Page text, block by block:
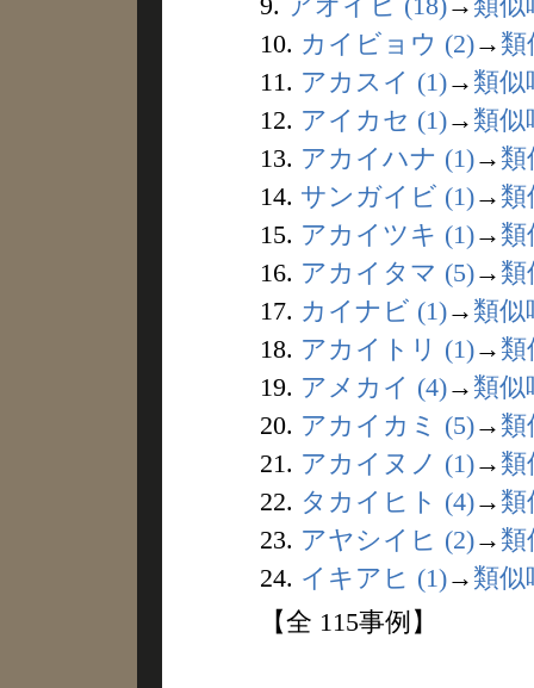
10. カイビョウ (2)→ 類
11. アカスイ (1)→ 類似
12. アイカセ (1)→ 類似
13. アカイハナ (1)→ 類
14. サンガイビ (1)→ 類
15. アカイツキ (1)→ 類
16. アカイタマ (5)→ 類
17. カイナビ (1)→ 類似
18. アカイトリ (1)→ 類
19. アメカイ (4)→ 類似
20. アカイカミ (5)→ 類
21. アカイヌノ (1)→ 類
22. タカイヒト (4)→ 類
23. アヤシイヒ (2)→ 類
24. イキアヒ (1)→ 類似
【全 115事例】